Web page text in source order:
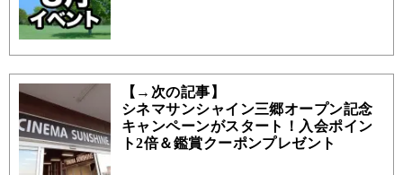
【→次の記事】
シネマサンシャイン三郷オープン記念
キャンペーンがスタート！入会ポイン
ト2倍＆鑑賞クーポンプレゼント